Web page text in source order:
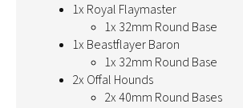
1x Royal Flaymaster
1x 32mm Round Base
1x Beastflayer Baron
1x 32mm Round Base
2x Offal Hounds
2x 40mm Round Bases